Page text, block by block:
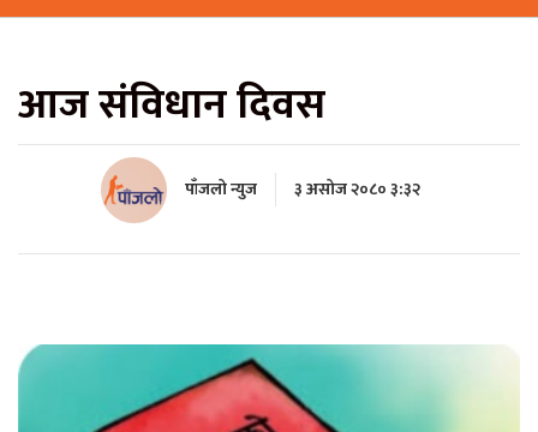
आज संविधान दिवस
पाँजलो न्युज ३ असोज २०८० ३:३२